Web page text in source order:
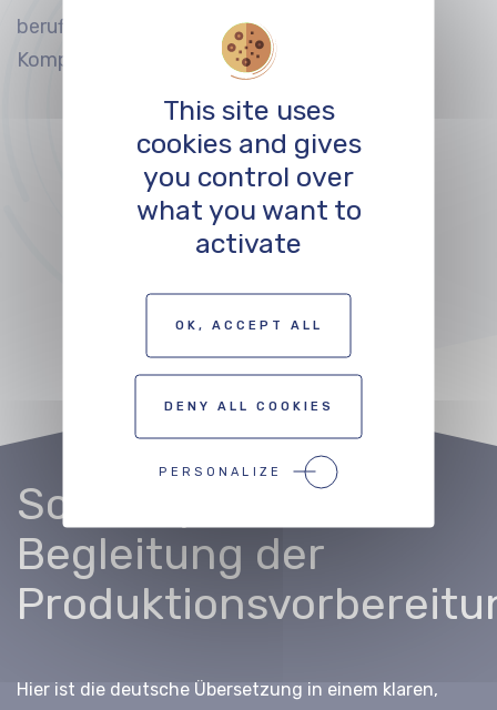
beruflichen Networking und zur
Kompetenzentwicklung:
Mulhouse–Basel–Mannheim
(Bevorstehend)
#3 Metz-Verdun (2027)
Schreibphase und
Begleitung der
Hier ist die deutsche Übersetzung in einem klaren,
This site uses
cookies and gives
you control over
what you want to
activate
OK, ACCEPT ALL
DENY ALL COOKIES
PERSONALIZE